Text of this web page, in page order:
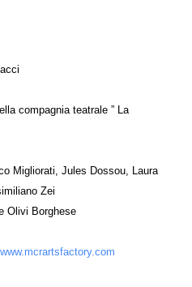
compagnia teatrale ” La
Migliorati, Jules Dossou, Laura
Zei
Olivi Borghese
www.mcrartsfactory.com